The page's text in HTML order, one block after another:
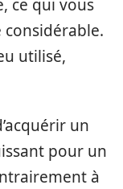
ce qui vous
utilisé,
un
pour un
à